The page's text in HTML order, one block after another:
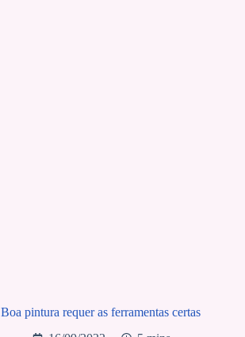
Boa pintura requer as ferramentas certas